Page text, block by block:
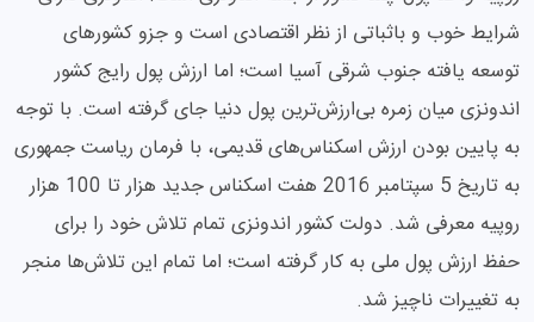
شرایط خوب و باثباتی از نظر اقتصادی است و جزو کشورهای
توسعه یافته جنوب شرقی آسیا است؛ اما ارزش پول رایج کشور
اندونزی میان زمره بی‌ارزش‌ترین پول دنیا جای گرفته است. با توجه
به پایین بودن ارزش اسکناس‌های قدیمی، با فرمان ریاست جمهوری
به تاریخ 5 سپتامبر 2016 هفت اسکناس جدید هزار تا 100 هزار
روپیه معرفی شد. دولت کشور اندونزی تمام تلاش خود را برای
حفظ ارزش پول ملی به کار گرفته است؛ اما تمام این تلاش‌ها منجر
به تغییرات ناچیز شد.